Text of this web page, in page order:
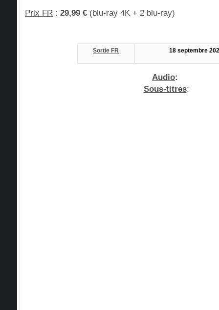
Prix FR : 29,99 € (blu-ray 4K + 2 blu-ray)
Sortie FR 18 septembre
Audio:
Sous-titres: